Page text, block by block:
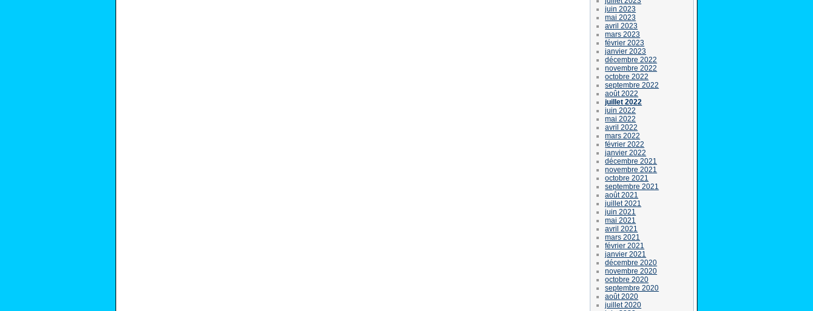
juin 2023
mai 2023
avril 2023
mars 2023
février 2023
janvier 2023
décembre 2022
novembre 2022
octobre 2022
septembre 2022
août 2022
juillet 2022
juin 2022
mai 2022
avril 2022
mars 2022
février 2022
janvier 2022
décembre 2021
novembre 2021
octobre 2021
septembre 2021
août 2021
juillet 2021
juin 2021
mai 2021
avril 2021
mars 2021
février 2021
janvier 2021
décembre 2020
novembre 2020
octobre 2020
septembre 2020
août 2020
juillet 2020